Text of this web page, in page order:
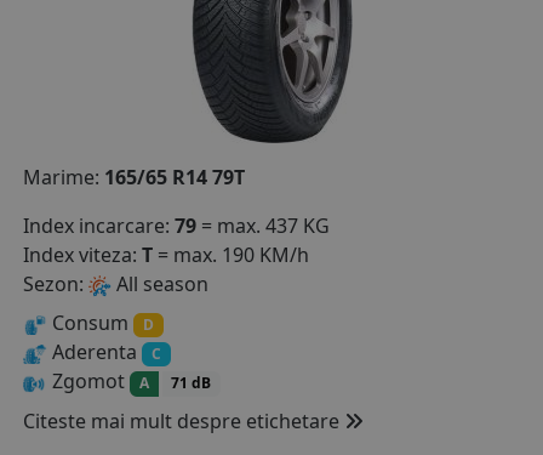
MARCA AUTO
BLOG
B2B - COLABORARE COMPANII
CONTACT
Marime: 165/65 R14 79T
Index incarcare: 79 = max. 437 KG
Index viteza: T = max. 190 KM/h
Sezon:
All season
Consum
D
Aderenta C
Zgomot A 71 dB
Citeste mai mult despre etichetare